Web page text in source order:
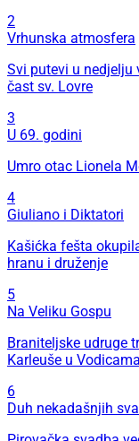
2
Vrhunska atmosfera
Svi putevi u nedjelju
čast sv. Lovre
3
U 69. godini
Umro otac Lionela
4
Giuliano i Diktatori
Kašićka fešta
hranu i druženje
5
Na Veliku Gospu
Braniteljske udruge
Karleuše u Vodicama
6
Duh nekadašnjih